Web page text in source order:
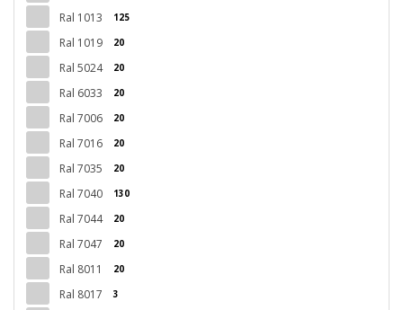
Ral 1013 125
Ral 1019 20
Ral 5024 20
Ral 6033 20
Ral 7006 20
Ral 7016 20
Ral 7035 20
Ral 7040 130
Ral 7044 20
Ral 7047 20
Ral 8011 20
Ral 8017 3